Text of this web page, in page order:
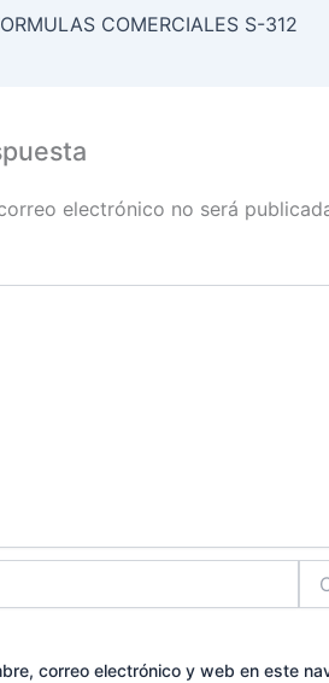
COMERCIALES S-312
electrónico no será
correo electrónico y web en este